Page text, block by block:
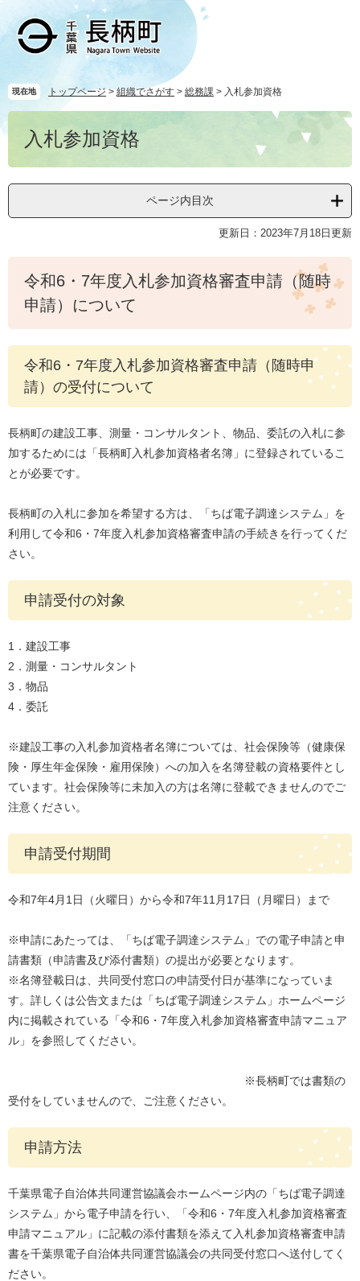
ー
で
す
ニ
ば
し
現在地 トップページ >組織でさがす > 総務課 > 入札参加資格
入札参加資格
ページ内目次
更新日：2023年7月18日更新
令和6・7年度入札参加資格審査申請（随時
申請）について
令和6・7年度入札参加資格審査申請（随時申
請）の受付について
長柄町の建設工事、測量・コンサルタント、物品、委託の入札に参
加するためには「長柄町入札参加資格者名簿」に登録されているこ
とが必要です。
長柄町の入札に参加を希望する方は、「ちば電子調達システム」を
利用して令和6・7年度入札参加資格審査申請の手続きを行ってくだ
さい。
申請受付の対象
1．建設工事
2．測量・コンサルタント
3．物品
4．委託
※建設工事の入札参加資格者名簿については、社会保険等（健康保
険・厚生年金保険・雇用保険）への加入を名簿登載の資格要件とし
ています。社会保険等に未加入の方は名簿に登載できませんのでご
注意ください。
申請受付期間
令和7年4月1日（火曜日）から令和7年11月17日（月曜日）まで
※申請にあたっては、「ちば電子調達システム」での電子申請と申
請書類（申請書及び添付書類）の提出が必要となります。
※名簿登載日は、共同受付窓口の申請受付日が基準になっていま
す。詳しくは公告文または「ちば電子調達システム」ホームページ
内に掲載されている「令和6・7年度入札参加資格審査申請マニュア
ル」を参照してください。
※長柄町では書類の
受付をしていませんので、ご注意ください。
申請方法
千葉県電子自治体共同運営協議会ホームページ内の「ちば電子調達
システム」から電子申請を行い、「令和6・7年度入札参加資格審査
申請マニュアル」に記載の添付書類を添えて入札参加資格審査申請
書を千葉県電子自治体共同運営協議会の共同受付窓口へ送付してく
ださい。